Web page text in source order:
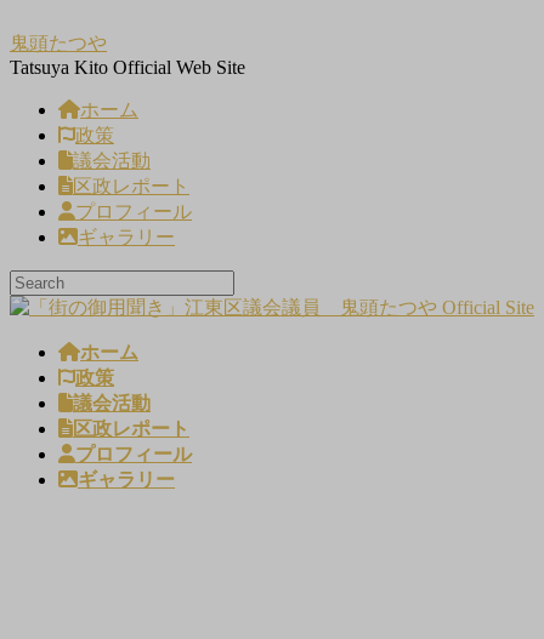
ン
テ
ビ
ゲ
鬼頭たつや
Tatsuya Kito Official Web Site
ホーム
政策
議会活動
区政レポート
プロフィール
ギャラリー
ホーム
政策
議会活動
区政レポート
プロフィール
ギャラリー